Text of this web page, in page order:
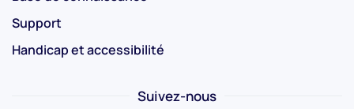
Support
Handicap et accessibilité
Suivez-nous